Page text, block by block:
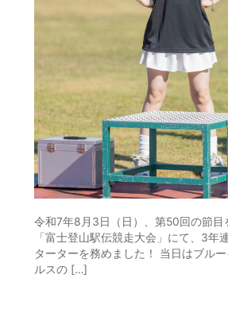
令和7年8月3日（日）、第50回の節目
「富士登山駅伝競走大会」にて、3年
ターターを務めました！ 当日はブル
ルスの […]